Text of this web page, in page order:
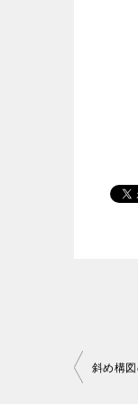
投斜め構